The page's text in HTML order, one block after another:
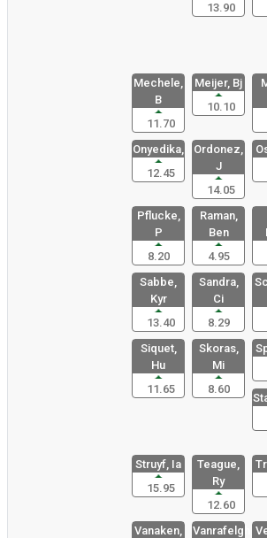
13.90
Mechele,
B
11.70
Meijer, Bj
10.10
Onyedika,
12.45
Ordonez,
J
14.05
Pflucke,
P
8.20
Raman,
Ben
4.95
Sabbe,
Kyr
13.40
Sandra,
Ci
8.29
Siquet,
Hu
11.65
Skoras,
Mi
8.60
Struyf, Ia
15.95
Teague,
Ry
12.60
Vanaken,
Vanrafelgh